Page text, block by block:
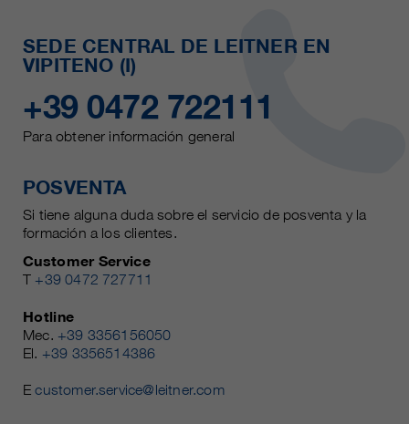
SEDE CENTRAL DE LEITNER EN
VIPITENO (I)
+39 0472 722111
Para obtener información general
POSVENTA
Si tiene alguna duda sobre el servicio de posventa y la
formación a los clientes.
Customer Service
T +39 0472 727711
Hotline
Mec. +39 3356156050
El. +39 3356514386
Ecustomer.service@leitner.com